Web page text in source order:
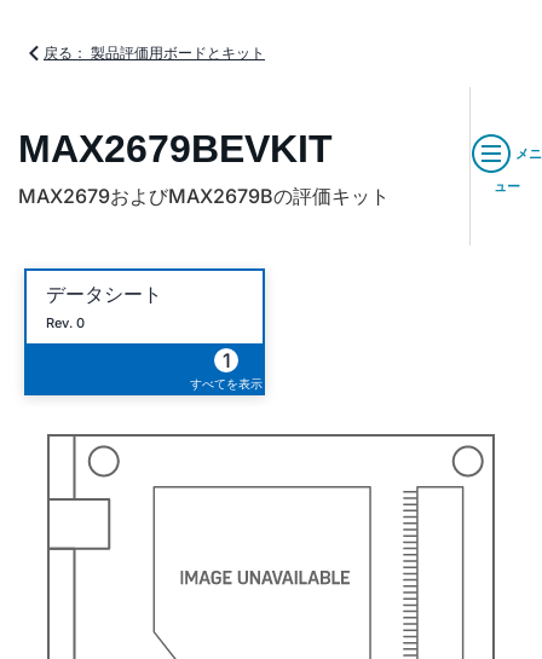
戻る： 製品評価用ボードとキット
MAX2679BEVKIT
MAX2679およびMAX2679Bの評価キット
メニ
ュー
データシート
Rev. 0
1
すべてを表示